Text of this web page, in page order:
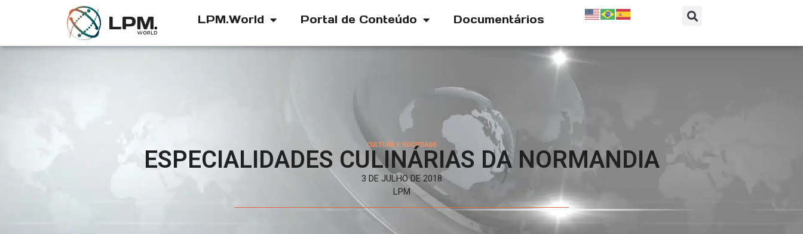
LPM.World Portal de Conteúdo Documentários
CULTURA E SOCIEDADE
ESPECIALIDADES CULINÁRIAS DA NORMANDIA
3 DE JULHO DE 2018
LPM